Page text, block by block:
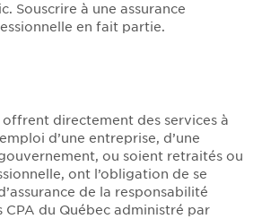
Souscrire à une assurance
en fait partie.
offrent directement des services à
d’une entreprise, d’une
ou soient retraités ou
ont l’obligation de se
de la responsabilité
CPA du Québec administré par